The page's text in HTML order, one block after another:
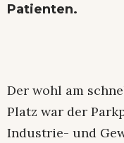
Patienten.
Der wohl am
Platz war der
Industrie- und